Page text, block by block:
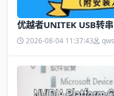
优越者UNITEK USB转
2026-08-04 11:37:43